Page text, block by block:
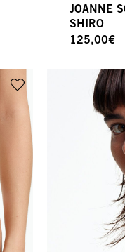
JOANNE
SHIRO
125,00€